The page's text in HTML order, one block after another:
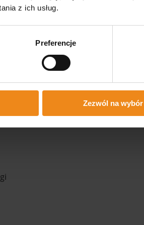
z ich usług.
Preferencje
Zezwól na wybór
cm wykonany z trwałego i
w dwa pasy na rzepy, które
i odporny na zabrudzenia, co